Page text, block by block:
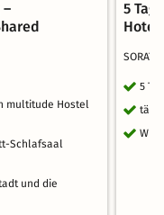
multitude Hostel
Schlafsaal
und die
5
Hotel
5